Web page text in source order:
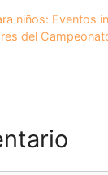
niños: Eventos
del